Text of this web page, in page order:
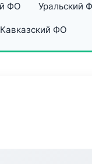
ФО Уральский
ФО